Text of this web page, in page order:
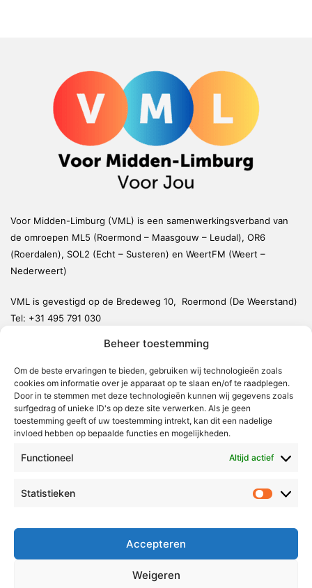
Beheer toestemming
Om de beste ervaringen te bieden, gebruiken wij technologieën zoals
cookies om informatie over je apparaat op te slaan en/of te raadplegen.
Door in te stemmen met deze technologieën kunnen wij gegevens zoals
surfgedrag of unieke ID's op deze site verwerken. Als je geen
toestemming geeft of uw toestemming intrekt, kan dit een nadelige
invloed hebben op bepaalde functies en mogelijkheden.
Functioneel Altijd actief
Statistieken
Accepteren
Weigeren
Voor Midden-Limburg (VML) is een samenwerkingsverband van
de omroepen ML5 (Roermond – Maasgouw – Leudal), OR6
(Roerdalen), SOL2 (Echt – Susteren) en WeertFM (Weert –
Nederweert)
VML is gevestigd op de Bredeweg 10, Roermond (De Weerstand)
Tel: +31 495 791 030
Weert
Nederweert
Leudal
Maasgouw
Echt-Susteren
Roermond
Radio & TV